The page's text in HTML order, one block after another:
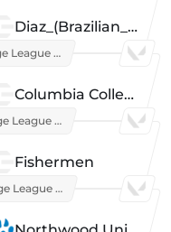
Diaz_(Brazilian_Player)
PlayVS College League 2025: Fall
Columbia College
PlayVS College League 2025: Fall
Fishermen
PlayVS College League 2025: Fall